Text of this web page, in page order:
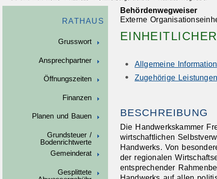
RATHAUS
Grusswort
Ansprechpartner
Öffnungszeiten
Finanzen
Planen und Bauen
Grundsteuer /
Bodenrichtwerte
Gemeinderat
Gesplittete
Behördenwegweiser
Externe
Allgemeine
Zugehörige
BESCHREIBUNG
Die Handwerkskammer
wirtschaftlichen
Handwerks. Von
der regionalen
entsprechender